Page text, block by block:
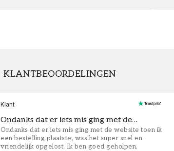
KLANTBEOORDELINGEN
Klant
Ondanks dat er iets mis ging met de…
Ondanks dat er iets mis ging met de website toen ik
een bestelling plaatste, was het super snel en
vriendelijk opgelost. Ik ben goed geholpen.